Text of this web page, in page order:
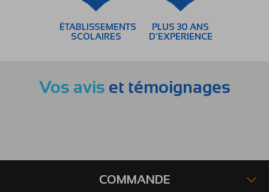
ÉTABLISSEMENTS
SCOLAIRES
PLUS 30 ANS
D’EXPERIENCE
Vos avis et témoignages
COMMANDE